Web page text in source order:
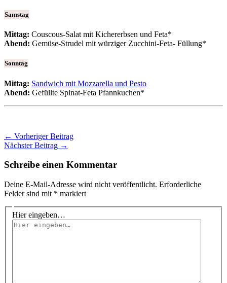
Samstag
Mittag: Couscous-Salat mit Kichererbsen und Feta*
Abend: Gemüse-Strudel mit würziger Zucchini-Feta- Füllung*
Sonntag
Mittag: Sandwich mit Mozzarella und Pesto
Abend: Gefüllte Spinat-Feta Pfannkuchen*
← Vorheriger Beitrag
Nächster Beitrag →
Schreibe einen Kommentar
Deine E-Mail-Adresse wird nicht veröffentlicht. Erforderliche
Felder sind mit * markiert
Hier eingeben…